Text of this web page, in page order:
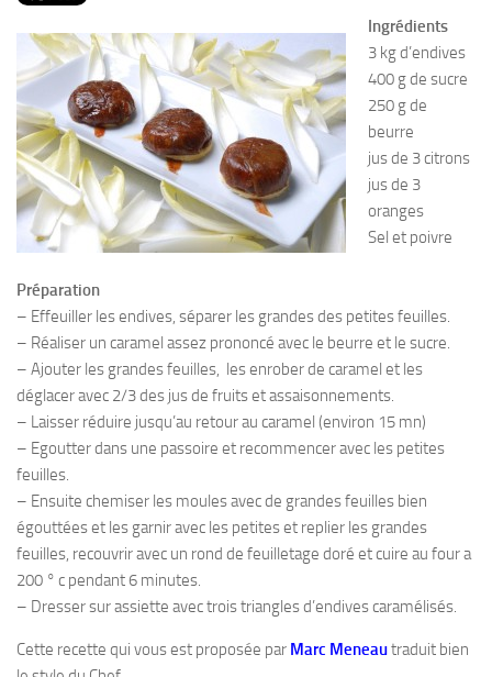
PRODUITS
RECETTES
Entrées
Plats
Desserts
Sauces
Ingrédients
3 kg d’endives
400 g de sucre
250 g de
beurre
jus de 3 citrons
jus de 3
oranges
Sel et poivre
Préparation
– Effeuiller les endives, séparer les grandes des petites feuilles.
– Réaliser un caramel assez prononcé avec le beurre et le sucre.
– Ajouter les grandes feuilles, les enrober de caramel et les
déglacer avec 2/3 des jus de fruits et assaisonnements.
– Laisser réduire jusqu’au retour au caramel (environ 15 mn)
– Egoutter dans une passoire et recommencer avec les petites
feuilles.
– Ensuite chemiser les moules avec de grandes feuilles bien
égouttées et les garnir avec les petites et replier les grandes
feuilles, recouvrir avec un rond de feuilletage doré et cuire au four a
200 ° c pendant 6 minutes.
– Dresser sur assiette avec trois triangles d’endives caramélisés.
Cette recette qui vous est proposée par Marc Meneautraduit bien